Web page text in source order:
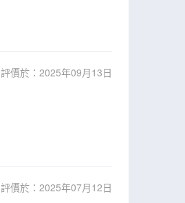
評價於：2025年09月13日
評價於：2025年07月12日